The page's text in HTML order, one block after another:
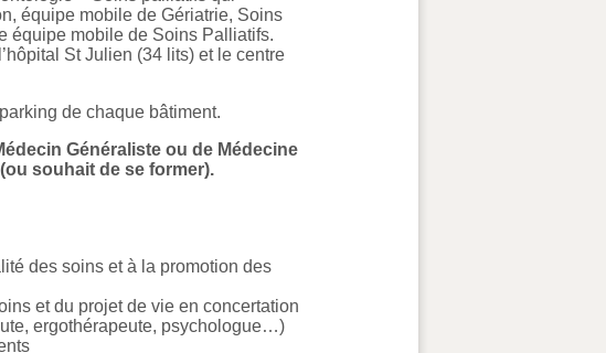
équipe mobile de Gériatrie, Soins
équipe mobile de Soins Palliatifs.
St Julien (34 lits) et le centre
de chaque bâtiment.
Généraliste ou de Médecine
souhait de se former).
des soins et à la promotion des
et du projet de vie en concertation
ergothérapeute, psychologue…)